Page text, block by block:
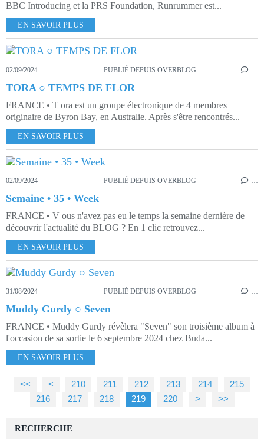
BBC Introducing et la PRS Foundation, Runrummer est...
EN SAVOIR PLUS
02/09/2024 PUBLIÉ DEPUIS OVERBLOG
TORA ○ TEMPS DE FLOR
FRANCE • T ora est un groupe électronique de 4 membres
originaire de Byron Bay, en Australie. Après s'être rencontrés...
EN SAVOIR PLUS
02/09/2024 PUBLIÉ DEPUIS OVERBLOG …
Semaine • 35 • Week
FRANCE • V ous n'avez pas eu le temps la semaine dernière de
découvrir l'actualité du BLOG ? En 1 clic retrouvez...
EN SAVOIR PLUS
31/08/2024 PUBLIÉ DEPUIS OVERBLOG …
Muddy Gurdy ○ Seven
FRANCE • Muddy Gurdy révèlera "Seven" son troisième album à
l'occasion de sa sortie le 6 septembre 2024 chez Buda...
EN SAVOIR PLUS
<< < 200
210 211 212 213 214
215
216
217 218 219 220 230
240
250
260
270
280
290
300
400
500
600
700
800
900
1000
> >>
RECHERCHE